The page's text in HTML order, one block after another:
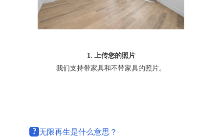
1. 上传您的照片
我们支持带家具和不带家具的照片。
? 无限再生是什么意思？